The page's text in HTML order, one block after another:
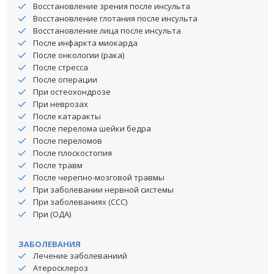
Восстановление зрения после инсульта
Восстановление глотания после инсульта
Восстановление лица после инсульта
После инфаркта миокарда
После онкологии (рака)
После стресса
После операции
При остеохондрозе
При неврозах
После катаракты
После перелома шейки бедра
После переломов
После плоскостопия
После травм
После черепно-мозговой травмы
При заболевании нервной системы
При заболеваниях (ССС)
При (ОДА)
ЗАБОЛЕВАНИЯ
Лечение заболеваниий
Атеросклероз